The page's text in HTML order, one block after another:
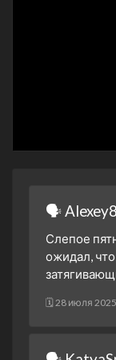
🗣
Слепое
ожидал,
🗓 28 июля